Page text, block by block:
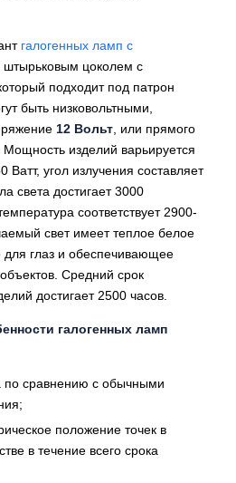
галогенных ламп с
цоколем с
подходит под патрон
быть низковольтными,
12 Вольт, или прямого
Мощность изделий варьируется
Ватт, угол излучения составляет
света достигает 3000
соответствует 2900-
свет имеет теплое белое
глаз и обеспечивающее
Средний срок
достигает 2500 часов.
галогенных ламп
по сравнению с обычными
положение точек в
в течение всего срока